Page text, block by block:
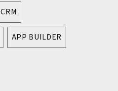
CRM
APP BUILDER